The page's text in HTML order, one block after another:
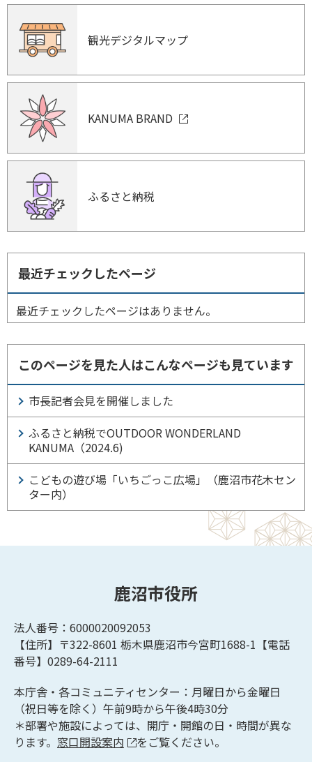
観光デジタルマップ
KANUMA BRAND
ふるさと納税
最近チェックしたページ
最近チェックしたページはありません。
このページを見た人はこんなページも見ています
市長記者会見を開催しました
ふるさと納税でOUTDOOR WONDERLAND
KANUMA（2024.6)
こどもの遊び場「いちごっこ広場」（鹿沼市花木セン
ター内）
鹿沼市役所
法人番号：6000020092053
【住所】〒322-8601 栃木県鹿沼市今宮町1688-1【電話
番号】0289-64-2111
本庁舎・各コミュニティセンター：月曜日から金曜日
（祝日等を除く）午前9時から午後4時30分
＊部署や施設によっては、開庁・開館の日・時間が異な
ります。 窓口開設案内 をご覧ください。